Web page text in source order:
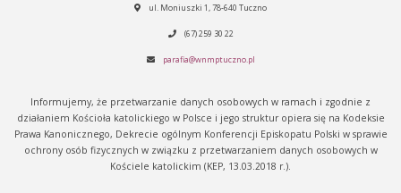
ul. Moniuszki 1, 78-640 Tuczno
(67) 259 30 22
parafia@wnmptuczno.pl
Informujemy, że przetwarzanie danych osobowych w ramach i zgodnie z
działaniem Kościoła katolickiego w Polsce i jego struktur opiera się na Kodeksie
Prawa Kanonicznego, Dekrecie ogólnym Konferencji Episkopatu Polski w sprawie
ochrony osób fizycznych w związku z przetwarzaniem danych osobowych w
Kościele katolickim (KEP, 13.03.2018 r.).